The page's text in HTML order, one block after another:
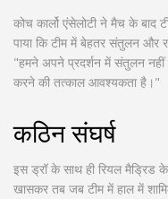
कोच कार्लो एंसेलोटी ने मैच के बाद
पाया कि टीम में बेहतर संतुलन और
"हमने अपने प्रदर्शन में संतुलन नहीं
करने की तत्काल आवश्यकता है।"
कठिन संघर्ष
इस ड्रॉ के साथ ही रियल मैड्रिड
खासकर तब जब टीम में हाल में